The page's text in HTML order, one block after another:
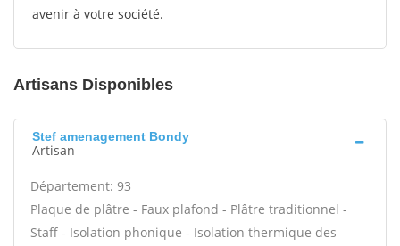
avenir à votre société.
Artisans Disponibles
Stef amenagement Bondy
Artisan
Département: 93
Plaque de plâtre - Faux plafond - Plâtre traditionnel -
Staff - Isolation phonique - Isolation thermique des